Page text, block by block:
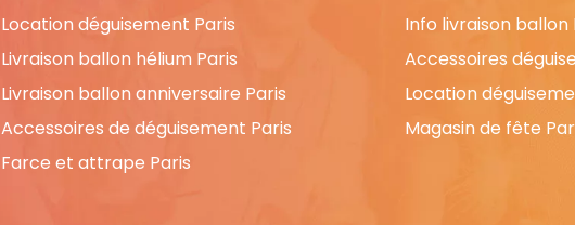
Location déguisement Paris
Livraison ballon hélium Paris
Livraison ballon anniversaire Paris
Accessoires de déguisement Paris
Farce et attrape Paris
Info livraison ballon
Accessoires
Location
Magasin de fête